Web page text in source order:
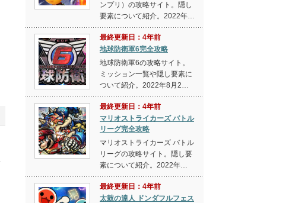
ンプリ）の攻略サイト。隠し
要素について紹介。2022年…
最終更新日：4年前
地球防衛軍6完全攻略
地球防衛軍6の攻略サイト。
ミッション一覧や隠し要素に
ついて紹介。2022年8月2…
最終更新日：4年前
マリオストライカーズ バトル
リーグ完全攻略
マリオストライカーズ バトル
リーグの攻略サイト。隠し要
素について紹介。2022年…
最終更新日：4年前
太鼓の達人 ドンダフルフェス